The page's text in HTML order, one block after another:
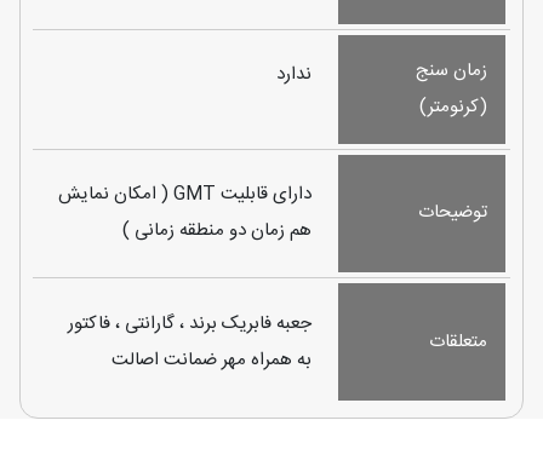
زمان سنج
(کرنومتر)
ندارد
توضیحات
دارای قابلیت GMT ( امکان نمایش
هم زمان دو منطقه زمانی )
متعلقات
جعبه فابریک برند ، گارانتی ، فاکتور
به همراه مهر ضمانت اصالت